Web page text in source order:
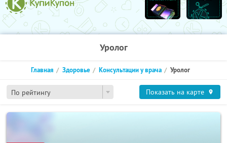
Уролог
По рейтингу
Главная Здоровье Консультации у врача Уролог
Показать на карте